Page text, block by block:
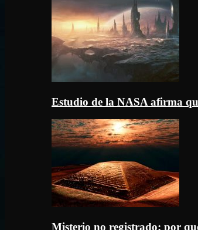
Estudio de la NASA afirma
Misterio no registrado: por